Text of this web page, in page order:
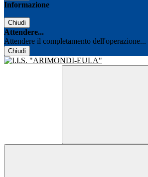
Informazione
Chiudi
Attendere...
Attendere il completamento dell'operazione...
Chiudi